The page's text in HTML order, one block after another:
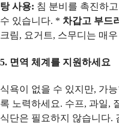
탕 사용: 침 분비를 촉진하
수 있습니다. * 차갑고 부드
크림, 요거트, 스무디는 매
5. 면역 체계를 지원하세요
식욕이 없을 수 있지만, 가
록 노력하세요. 수프, 과일,
식단은 필요하지 않습니다.